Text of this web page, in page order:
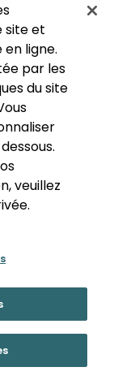
site et
ligne.
par les
du site
veuillez